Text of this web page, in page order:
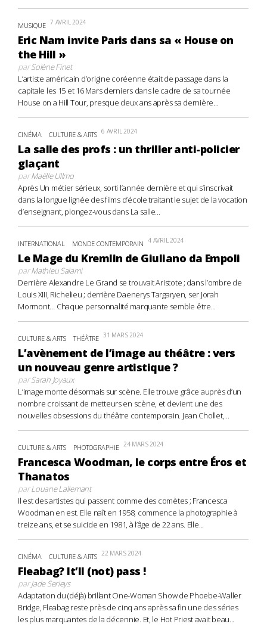
MUSIQUE 7 AVRIL 2024
Eric Nam invite Paris dans sa « House on
the Hill »
parSolène Finet
L’artiste américain d’origine coréenne était de passage dans la
capitale les 15 et 16 Mars derniers dans le cadre de sa tournée
House on a Hill Tour, presque deux ans après sa dernière...
CINÉMA CULTURE & ARTS 6 AVRIL 2024
La salle des profs : un thriller anti-policier
glaçant
parMaëlle Ullmo
Après Un métier sérieux, sorti l’année dernière et qui s’inscrivait
dans la longue lignée des films d’école traitant le sujet de la vocation
d’enseignant, plongez-vous dans La salle...
INTERNATIONAL MONDE CONTEMPORAIN 4 AVRIL 2024
Le Mage du Kremlin de Giuliano da Empoli
parMathieu Salami
Derrière Alexandre Le Grand se trouvait Aristote ; dans l’ombre de
Louis XIII, Richelieu ; derrière Daenerys Targaryen, ser Jorah
Mormont… Chaque personnalité marquante semble être...
CULTURE & ARTS THÉÂTRE 31 MARS 2024
L’avènement de l’image au théâtre : vers
un nouveau genre artistique ?
parSarah Joyaux
L’image monte désormais sur scène. Elle trouve grâce auprès d’un
nombre croissant de metteurs en scène, et devient une des
nouvelles obsessions du théâtre contemporain. Jean Chollet,...
CULTURE & ARTS PHOTOGRAPHIE 24 MARS 2024
Francesca Woodman, le corps entre Éros et
Thanatos
parLouane Lallemant
Il est des artistes qui passent comme des comètes ; Francesca
Woodman en est. Elle naît en 1958, commence la photographie à
treize ans, et se suicide en 1981, à l’âge de 22 ans. Elle...
CINÉMA CULTURE & ARTS 22 MARS 2024
Fleabag? It’ll (not) pass !
parJade Serieys
Adaptation du (déjà) brillant One-Woman Show de Phoebe-Waller
Bridge, Fleabag reste près de cinq ans après sa fin une des séries
les plus marquantes de la décennie. Et, le Hot Priest avait beau...